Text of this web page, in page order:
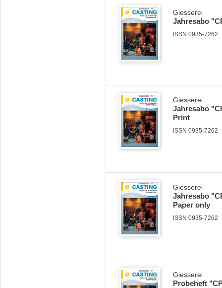
Giesserei
Jahresabo
ISSN 0935-7262
Giesserei
Jahresabo
Print
ISSN 0935-7262
Giesserei
Jahresabo
Paper only
ISSN 0935-7262
Giesserei
Probeheft